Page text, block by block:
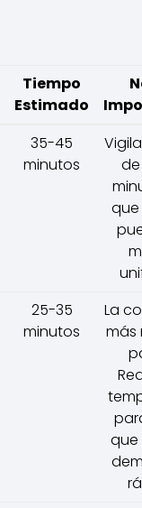
Tiempo
Estimado
35-45
minutos
que
25-35
minutos
La
más
que